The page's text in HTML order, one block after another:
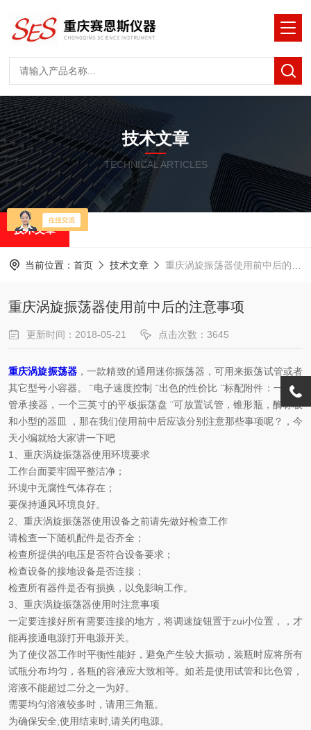
技术文章
TECHNICAL ARTICLES
技术文章
当前位置： 首页 技术文章 重庆涡旋振荡器使用前中后的注意事项
重庆涡旋振荡器使用前中后的注意事项
更新时间：2018-05-21 点击次数：3645
重庆涡旋振荡器，一款精致的通用迷你振荡器，可用来振荡试管或者
其它型号小容器。 ¨电子速度控制 ¨出色的性价比 ¨标配附件：一个试
管承接器，一个三英寸的平板振荡盘 ¨可放置试管，锥形瓶，酶标板
和小型的器皿 ，那在我们使用前中后应该分别注意那些事项呢？，今
天小编就给大家讲一下吧
1、重庆涡旋振荡器使用环境要求
工作台面要牢固平整洁净；
环境中无腐性气体存在；
要保持通风环境良好。
2、重庆涡旋振荡器使用设备之前请先做好检查工作
请检查一下随机配件是否齐全；
检查所提供的电压是否符合设备要求；
检查设备的接地设备是否连接；
检查所有器件是否有损换，以免影响工作。
3、重庆涡旋振荡器使用时注意事项
一定要连接好所有需要连接的地方，将调速旋钮置于zui小位置，，才
能再接通电源打开电源开关。
为了使仪器工作时平衡性能好，避免产生较大振动，装瓶时应将所有
试瓶分布均匀，各瓶的容液应大致相等。如若是使用试管和比色管，
溶液不能超过二分之一为好。
需要均匀溶液较多时，请用三角瓶。
为确保安全,使用结束时,请关闭电源。